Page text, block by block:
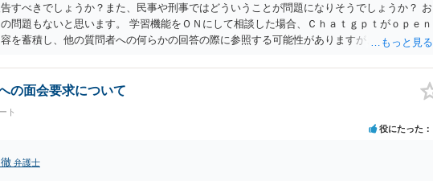
すべきでしょうか？また、民事や刑事ではどういうことが問題になりそうでしょうか？ お
問題もないと思います。 学習機能をＯＮにして相談した場合、Ｃｈａｔｇｐｔがｏｐｅｎ
を蓄積し、他の質問者への何らかの回答の際に参照する可能性がありますが、個人名や会
自体が、秘密情報に当たるとは思えませんし、名誉棄損として、個人や会社に対する誹謗
数への公開に当たるとも思われません。 もちろん、誰がその内容をｃｈａｔｇｐｔに入力
だとしても）、相談者さんが刑事民事の責任に問われることはないでしょう。 私見ながらご
の面会要求について
ト
役にたった
弁護士